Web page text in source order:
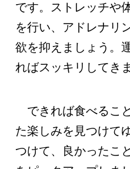
です。ストレッチや
を行い、アドレナリ
欲を抑えましょう。
ればスッキリしてき
できれば食べるこ
た楽しみを見つけて
つけて、良かったこ